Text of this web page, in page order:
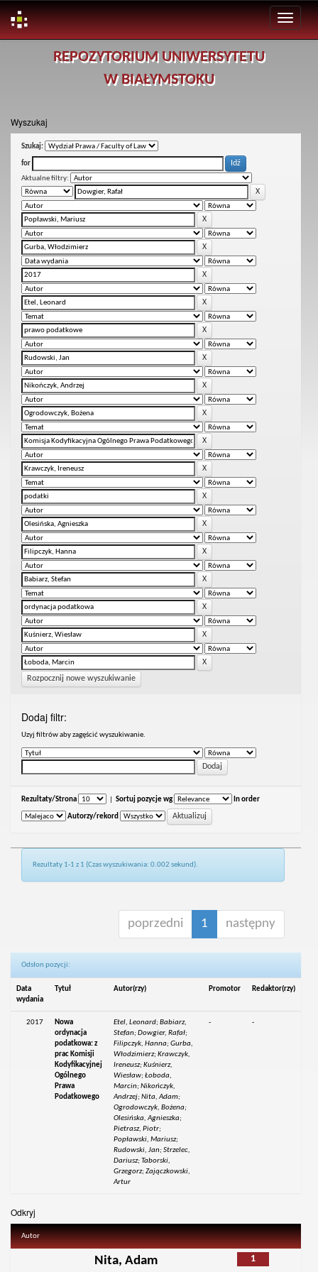
REPOZYTORIUM UNIWERSYTETU
W BIAŁYMSTOKU
Wyszukaj
Szukaj:
for
Aktualne filtry:
Rozpocznij nowe wyszukiwanie
Dodaj filtr:
Uzyj filtrów aby zagęścić wyszukiwanie.
Rezultaty/Strona Sortuj pozycje wg In order
Autorzy/rekord
Rezultaty 1-1 z 1 (Czas wyszukiwania: 0.002 sekund).
poprzedni 1 następny
Odsłon pozycji:
Data
wydania
Tytuł Autor(rzy) Promotor Redaktor(rzy)
2017
Nowa
ordynacja
podatkowa: z
prac Komisji
Kodyfikacyjnej
Ogólnego
Prawa
Podatkowego
Etel, Leonard; Babiarz,
Stefan; Dowgier, Rafał;
Filipczyk, Hanna; Gurba,
Włodzimierz; Krawczyk,
Ireneusz; Kuśnierz,
Wiesław; Łoboda,
Marcin; Nikończyk,
Andrzej; Nita, Adam;
Ogrodowczyk, Bożena;
Olesińska, Agnieszka;
Pietrasz, Piotr;
Popławski, Mariusz;
Rudowski, Jan; Strzelec,
Dariusz; Taborski,
Grzegorz; Zajączkowski,
Artur
- -
Odkryj
Autor
1
Nita, Adam